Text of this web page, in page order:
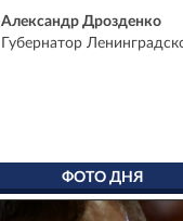
Александр Дрозденко
Губернатор
ФОТО ДНЯ